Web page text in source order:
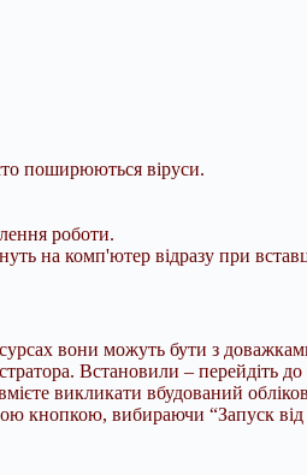
поширюються віруси.
роботи.
на комп'ютер відразу при
вони можуть бути з
Встановили – перейдіть
викликати вбудований
кнопкою, вибираючи “Запуск від